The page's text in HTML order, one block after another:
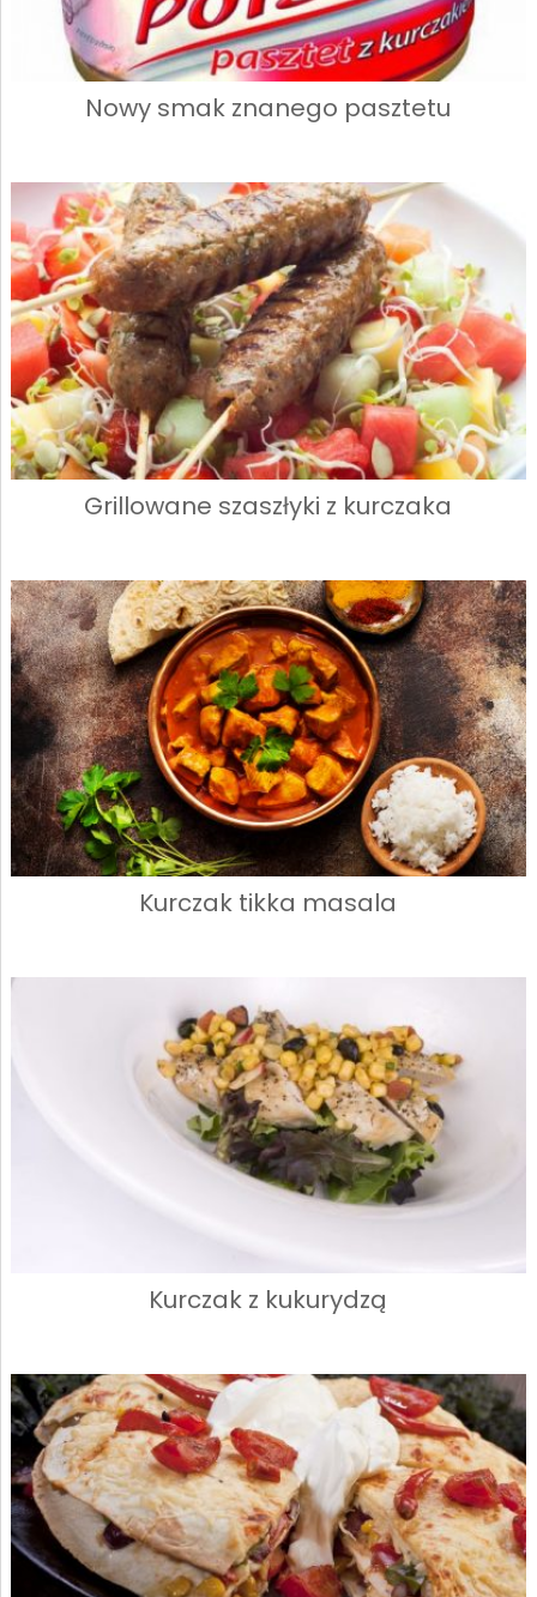
Nowy smak znanego pasztetu
Grillowane szaszłyki z kurczaka
Kurczak tikka masala
Kurczak z kukurydzą